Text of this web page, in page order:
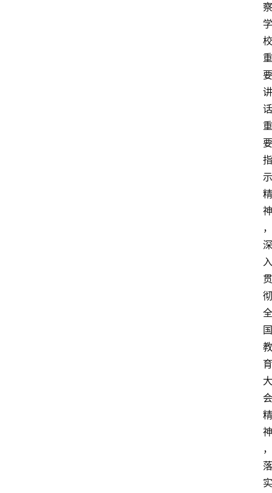
察
学
校
重
要
讲
话
重
要
指
示
精
神
，
深
入
贯
彻
全
国
教
育
大
会
精
神
，
落
实